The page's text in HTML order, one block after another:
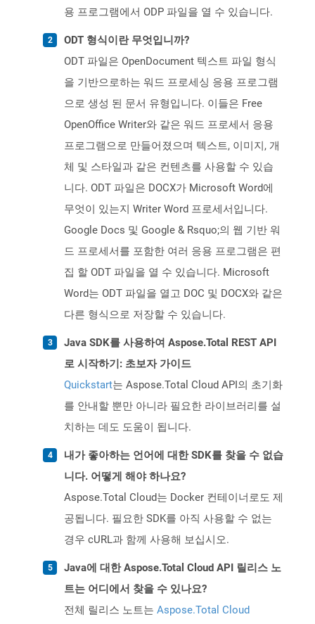
용 프로그램에서 ODP 파일을 열 수 있습니다.
ODT 형식이란 무엇입니까?
ODT 파일은 OpenDocument 텍스트 파일 형식
을 기반으로하는 워드 프로세싱 응용 프로그램
으로 생성 된 문서 유형입니다. 이들은 Free
OpenOffice Writer와 같은 워드 프로세서 응용
프로그램으로 만들어졌으며 텍스트, 이미지, 개
체 및 스타일과 같은 컨텐츠를 사용할 수 있습
니다. ODT 파일은 DOCX가 Microsoft Word에
무엇이 있는지 Writer Word 프로세서입니다.
Google Docs 및 Google & Rsquo;의 웹 기반 워
드 프로세서를 포함한 여러 응용 프로그램은 편
집 할 ODT 파일을 열 수 있습니다. Microsoft
Word는 ODT 파일을 열고 DOC 및 DOCX와 같은
다른 형식으로 저장할 수 있습니다.
Java SDK를 사용하여 Aspose.Total REST API
로 시작하기: 초보자 가이드
Quickstart는 Aspose.Total Cloud API의 초기화
를 안내할 뿐만 아니라 필요한 라이브러리를 설
치하는 데도 도움이 됩니다.
내가 좋아하는 언어에 대한 SDK를 찾을 수 없습
니다. 어떻게 해야 하나요?
Aspose.Total Cloud는 Docker 컨테이너로도 제
공됩니다. 필요한 SDK를 아직 사용할 수 없는
경우 cURL과 함께 사용해 보십시오.
Java에 대한 Aspose.Total Cloud API 릴리스 노
트는 어디에서 찾을 수 있나요?
전체 릴리스 노트는 Aspose.Total Cloud